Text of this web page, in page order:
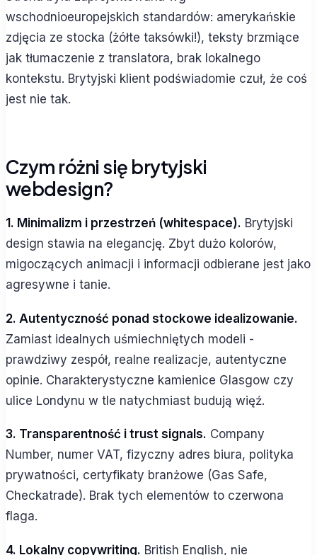
wschodnioeuropejskich standardów: amerykańskie
zdjęcia ze stocka (żółte taksówki!), teksty brzmiące
jak tłumaczenie z translatora, brak lokalnego
kontekstu. Brytyjski klient podświadomie czuł, że coś
jest nie tak.
Czym różni się brytyjski
webdesign?
1. Minimalizm i przestrzeń (whitespace). Brytyjski
design stawia na elegancję. Zbyt dużo kolorów,
migoczących animacji i informacji odbierane jest jako
agresywne i tanie.
2. Autentyczność ponad stockowe idealizowanie.
Zamiast idealnych uśmiechniętych modeli -
prawdziwy zespół, realne realizacje, autentyczne
opinie. Charakterystyczne kamienice Glasgow czy
ulice Londynu w tle natychmiast budują więź.
3. Transparentność i trust signals. Company
Number, numer VAT, fizyczny adres biura, polityka
prywatności, certyfikaty branżowe (Gas Safe,
Checkatrade). Brak tych elementów to czerwona
flaga.
4. Lokalny copywriting. British English, nie